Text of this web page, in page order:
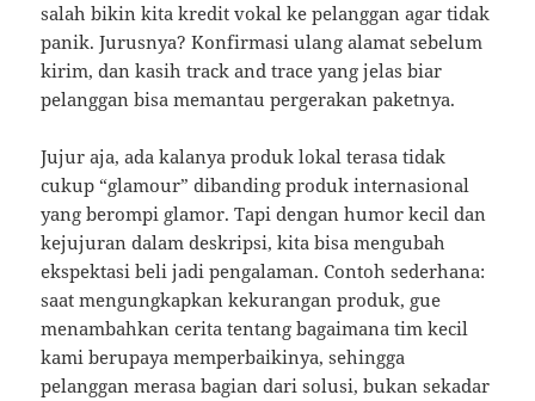
salah bikin kita kredit vokal ke pelanggan agar tidak
panik. Jurusnya? Konfirmasi ulang alamat sebelum
kirim, dan kasih track and trace yang jelas biar
pelanggan bisa memantau pergerakan paketnya.
Jujur aja, ada kalanya produk lokal terasa tidak
cukup “glamour” dibanding produk internasional
yang berompi glamor. Tapi dengan humor kecil dan
kejujuran dalam deskripsi, kita bisa mengubah
ekspektasi beli jadi pengalaman. Contoh sederhana:
saat mengungkapkan kekurangan produk, gue
menambahkan cerita tentang bagaimana tim kecil
kami berupaya memperbaikinya, sehingga
pelanggan merasa bagian dari solusi, bukan sekadar